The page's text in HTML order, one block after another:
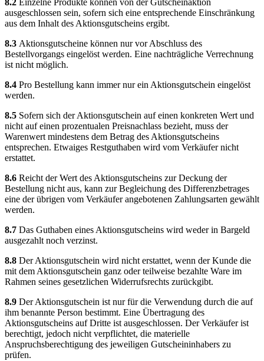
8.2 Einzelne Produkte können von der Gutscheinaktion
ausgeschlossen sein, sofern sich eine entsprechende Einschränkung
aus dem Inhalt des Aktionsgutscheins ergibt.
8.3 Aktionsgutscheine können nur vor Abschluss des
Bestellvorgangs eingelöst werden. Eine nachträgliche Verrechnung
ist nicht möglich.
8.4 Pro Bestellung kann immer nur ein Aktionsgutschein eingelöst
werden.
8.5 Sofern sich der Aktionsgutschein auf einen konkreten Wert und
nicht auf einen prozentualen Preisnachlass bezieht, muss der
Warenwert mindestens dem Betrag des Aktionsgutscheins
entsprechen. Etwaiges Restguthaben wird vom Verkäufer nicht
erstattet.
8.6 Reicht der Wert des Aktionsgutscheins zur Deckung der
Bestellung nicht aus, kann zur Begleichung des Differenzbetrages
eine der übrigen vom Verkäufer angebotenen Zahlungsarten gewählt
werden.
8.7 Das Guthaben eines Aktionsgutscheins wird weder in Bargeld
ausgezahlt noch verzinst.
8.8 Der Aktionsgutschein wird nicht erstattet, wenn der Kunde die
mit dem Aktionsgutschein ganz oder teilweise bezahlte Ware im
Rahmen seines gesetzlichen Widerrufsrechts zurückgibt.
8.9 Der Aktionsgutschein ist nur für die Verwendung durch die auf
ihm benannte Person bestimmt. Eine Übertragung des
Aktionsgutscheins auf Dritte ist ausgeschlossen. Der Verkäufer ist
berechtigt, jedoch nicht verpflichtet, die materielle
Anspruchsberechtigung des jeweiligen Gutscheininhabers zu
prüfen.